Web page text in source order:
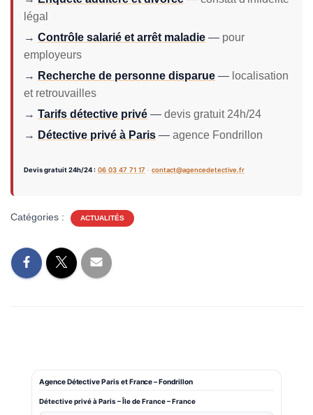
légal
→ Contrôle salarié et arrêt maladie — pour
employeurs
→ Recherche de personne disparue — localisation
et retrouvailles
→ Tarifs détective privé — devis gratuit 24h/24
→ Détective privé à Paris — agence Fondrillon
Devis gratuit 24h/24 : 06 03 47 71 17 · contact@agencedetective.fr
Catégories : ACTUALITÉS
Agence Détective Paris et France – Fondrillon
Détective privé à Paris – Île de France – France